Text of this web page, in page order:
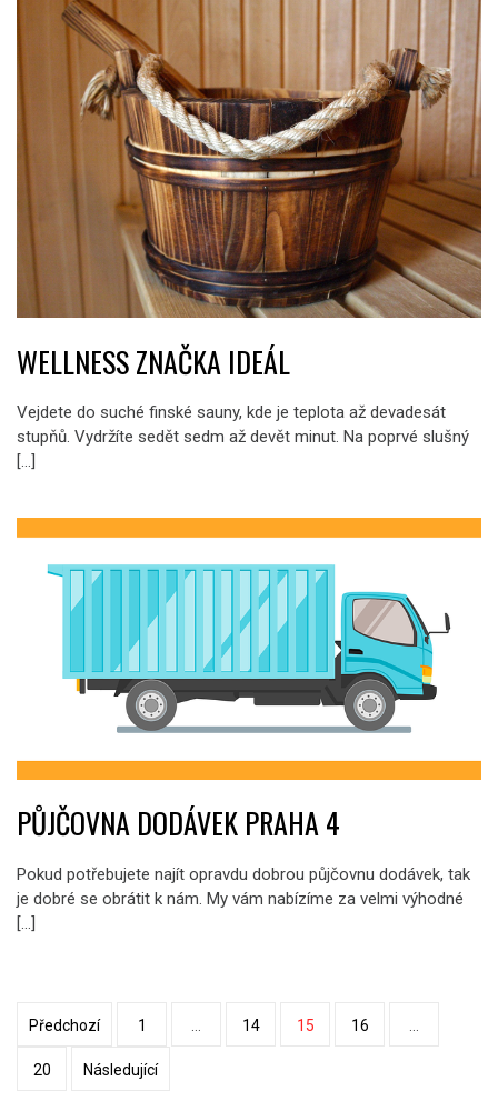
WELLNESS ZNAČKA IDEÁL
Vejdete do suché finské sauny, kde je teplota až devadesát
stupňů. Vydržíte sedět sedm až devět minut. Na poprvé slušný
[…]
PŮJČOVNA DODÁVEK PRAHA 4
Pokud potřebujete najít opravdu dobrou půjčovnu dodávek, tak
je dobré se obrátit k nám. My vám nabízíme za velmi výhodné
[…]
Stránkování
Předchozí 1 14 15 16
20 Následující